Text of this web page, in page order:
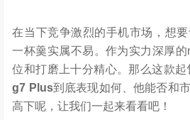
在当下竞争激烈的手机市场，想
一杯羹实属不易。作为实力深厚
位和打磨上十分精心。那么这款
g7 Plus到底表现如何、他能否和
高下呢，让我们一起来看看吧！